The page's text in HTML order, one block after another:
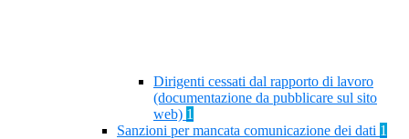
Dirigenti cessati dal rapporto di lavoro
(documentazione da pubblicare sul sito
web) 1
Sanzioni per mancata comunicazione dei dati 1